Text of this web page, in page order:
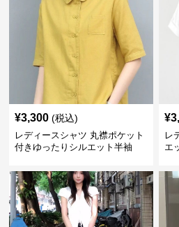
¥3,300 (税込)
レディースシャツ 丸襟ポケット
付きゆったりシルエット半袖
¥
レ
エ